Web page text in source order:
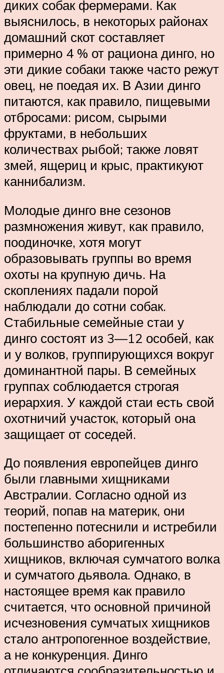
диких собак фермерами. Как
выяснилось, в некоторых районах
домашний скот составляет
примерно 4 % от рациона динго, но
эти дикие собаки также часто режут
овец, не поедая их. В Азии динго
питаются, как правило, пищевыми
отбросами: рисом, сырыми
фруктами, в небольших
количествах рыбой; также ловят
змей, ящериц и крыс, практикуют
каннибализм.
Молодые динго вне сезонов
размножения живут, как правило,
поодиночке, хотя могут
образовывать группы во время
охоты на крупную дичь. На
скоплениях падали порой
наблюдали до сотни собак.
Стабильные семейные стаи у
динго состоят из 3—12 особей, как
и у волков, группирующихся вокруг
доминантной пары. В семейных
группах соблюдается строгая
иерархия. У каждой стаи есть свой
охотничий участок, который она
защищает от соседей.
До появления европейцев динго
были главными хищниками
Австралии. Согласно одной из
теорий, попав на материк, они
постепенно потеснили и истребили
большинство аборигенных
хищников, включая сумчатого волка
и сумчатого дьявола. Однако, в
настоящее время как правило
считается, что основной причиной
исчезновения сумчатых хищников
стало антропогенное воздействие,
а не конкуренция. Динго